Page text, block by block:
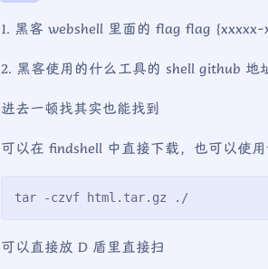
1. 黑客 webshell 里面的 flag flag
2. 黑客使用的什么工具的 shell github 地
进去一顿找其实也能找到
可以在 findshell 中直接下载，也可以使
tar -czvf html.tar.gz ./
可以直接放 D 盾里直接扫